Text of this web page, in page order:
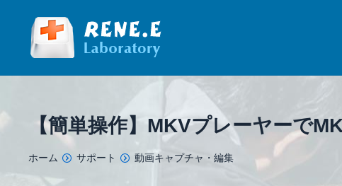
【簡単操作】MKVプレーヤーで
You are here:
ホーム サポート 動画キャプチャ・編集